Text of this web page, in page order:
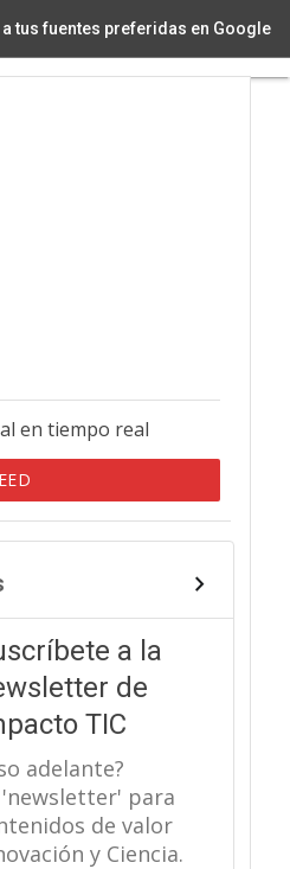
tus fuentes preferidas en Google
en tiempo real
a la
de
TIC
adelante?
para
de valor
y Ciencia.